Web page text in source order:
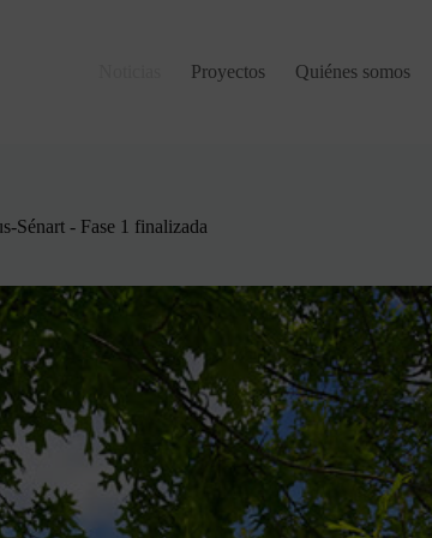
Proyectos Quiénes somos
Sénart - Fase 1 finalizada